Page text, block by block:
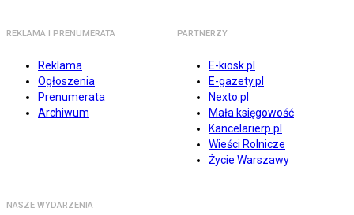
REKLAMA I PRENUMERATA
Reklama
Ogłoszenia
Prenumerata
Archiwum
PARTNERZY
E-kiosk.pl
E-gazety.pl
Nexto.pl
Mała księgowość
Kancelarierp.pl
Wieści Rolnicze
Życie Warszawy
NASZE WYDARZENIA